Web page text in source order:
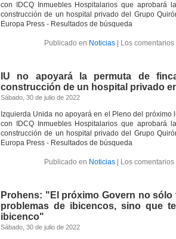
con IDCQ Inmuebles Hospitalarios que aprobará
construcción de un hospital privado del Grupo
Europa Press - Resultados de búsqueda
Publicado en Noticias| Los
IU no apoyará la permuta de
construcción de un hospital privado
Sábado, 30 de julio de 2022
Izquierda Unida no apoyará en el Pleno del próximo
con IDCQ Inmuebles Hospitalarios que aprobará
construcción de un hospital privado del Grupo
Europa Press - Resultados de búsqueda
Publicado en Noticias| Los
Prohens: "El próximo Govern no
problemas de ibicencos, sino que
ibicenco"
Sábado, 30 de julio de 2022